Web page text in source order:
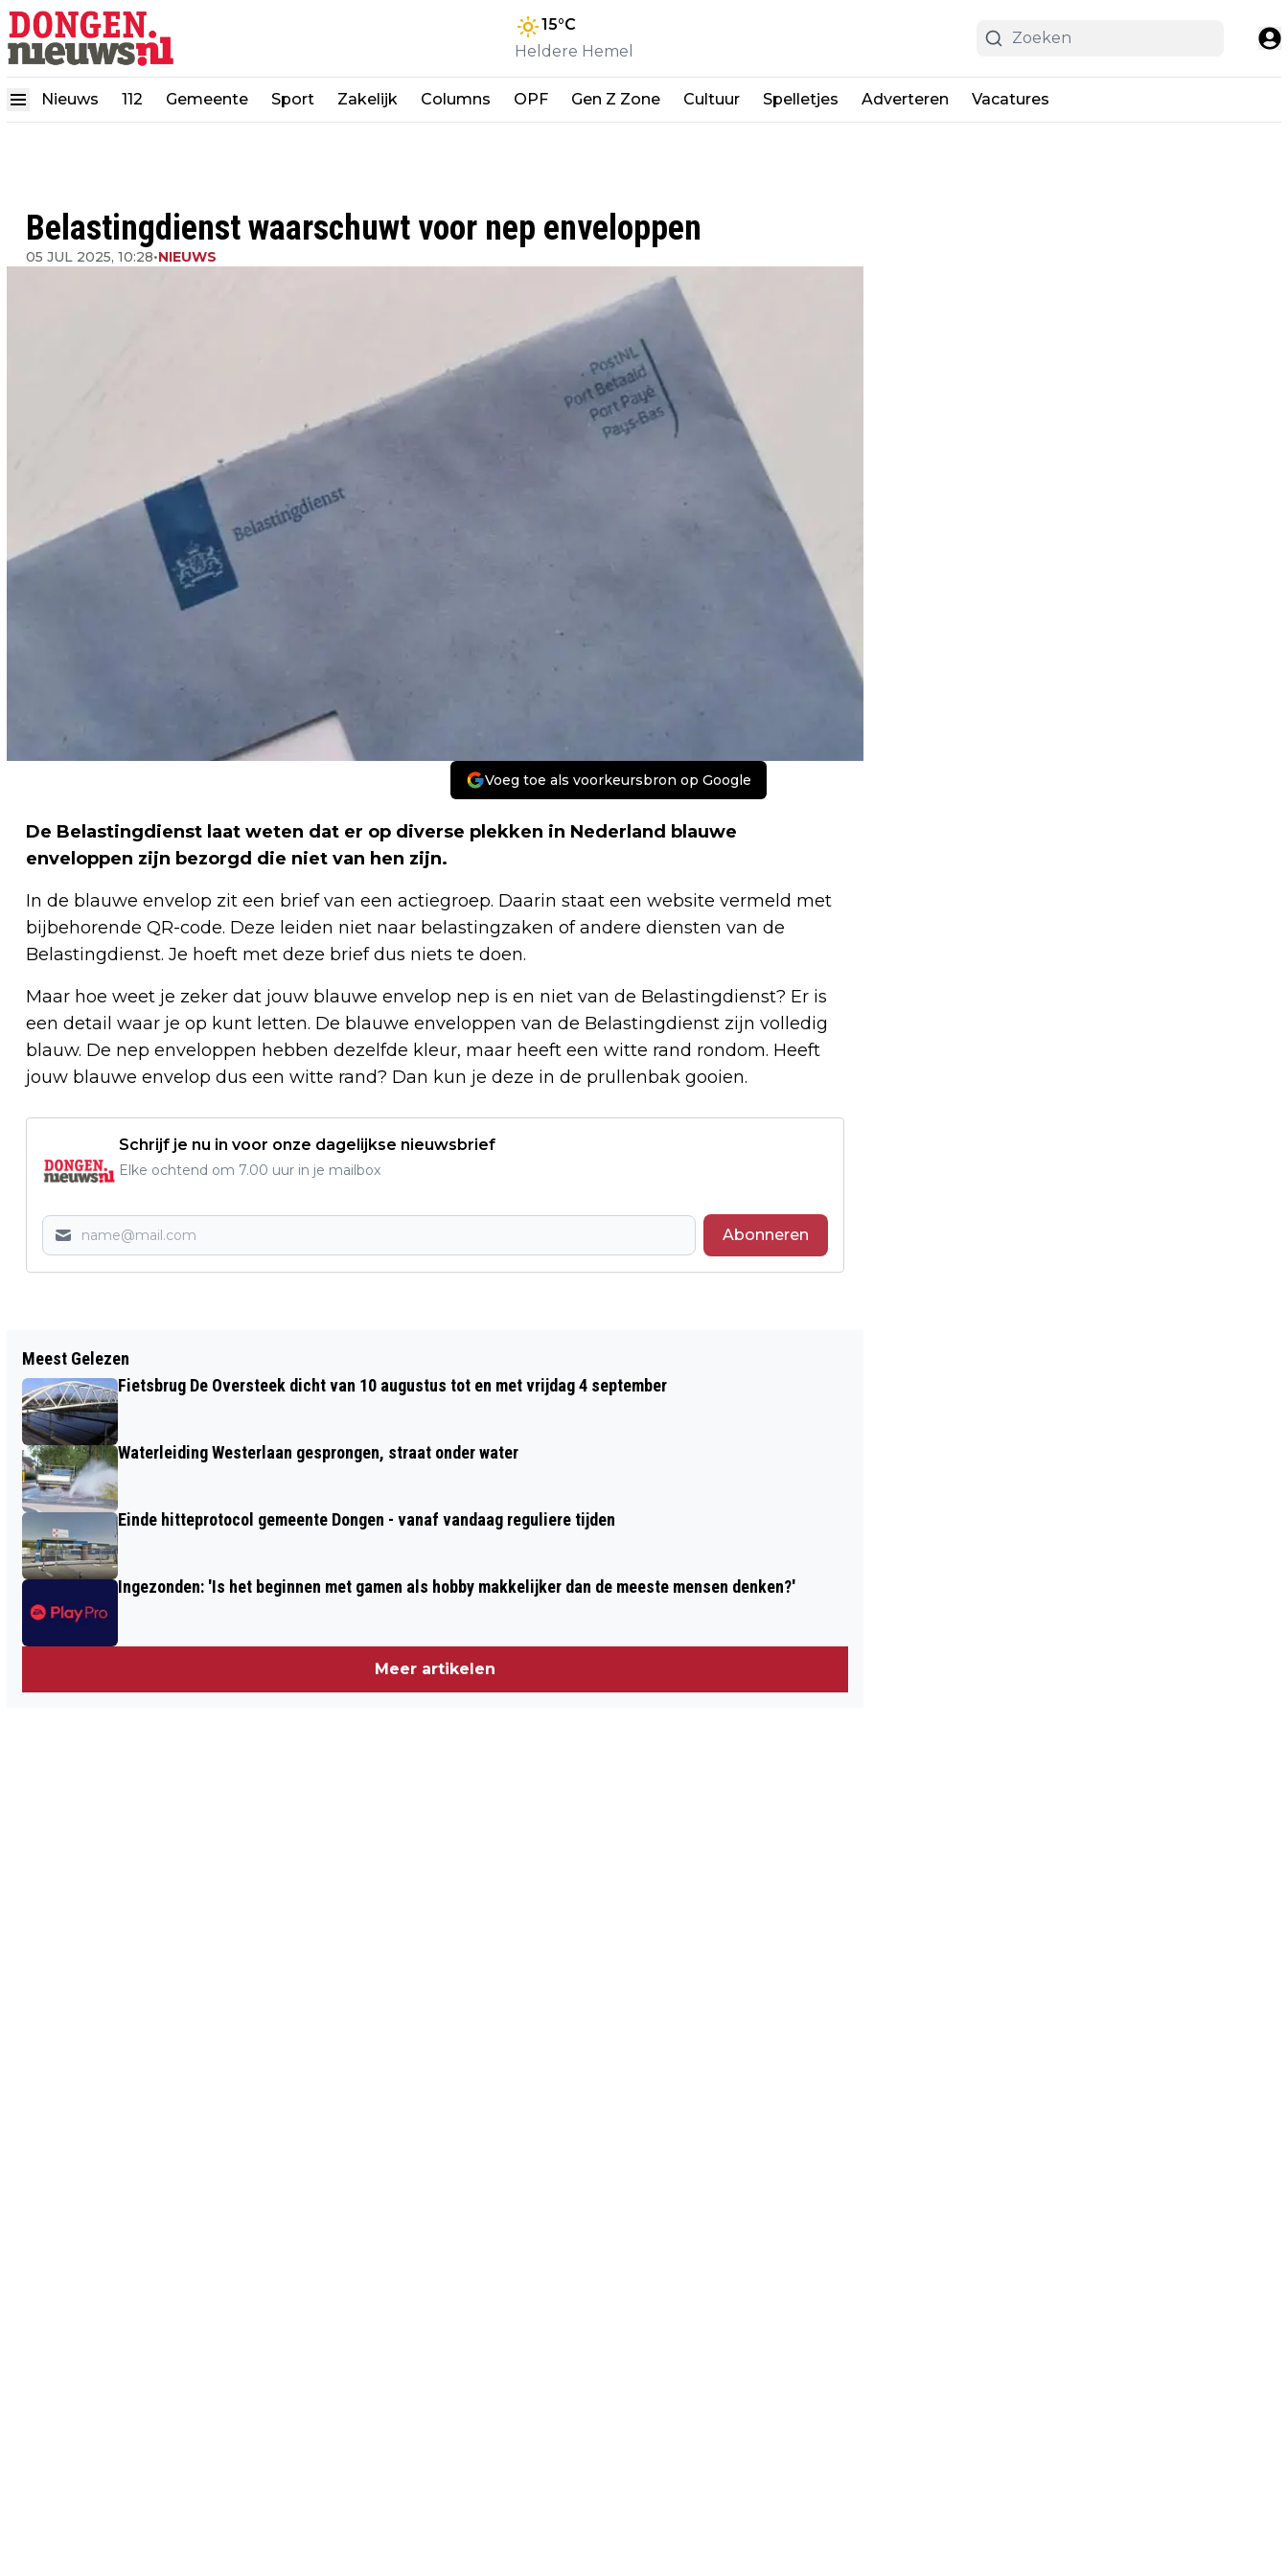
15°C
Heldere Hemel
Nieuws 112 Gemeente Sport Zakelijk Columns OPF Gen Z Zone Cultuur Spelletjes Adverteren Vacatures
Belastingdienst waarschuwt voor nep enveloppen
05 JUL 2025, 10:28•NIEUWS
Voeg toe als voorkeursbron op Google
De Belastingdienst laat weten dat er op diverse plekken in Nederland blauwe
enveloppen zijn bezorgd die niet van hen zijn.
In de blauwe envelop zit een brief van een actiegroep. Daarin staat een website vermeld met
bijbehorende QR-code. Deze leiden niet naar belastingzaken of andere diensten van de
Belastingdienst. Je hoeft met deze brief dus niets te doen.
Maar hoe weet je zeker dat jouw blauwe envelop nep is en niet van de Belastingdienst? Er is
een detail waar je op kunt letten. De blauwe enveloppen van de Belastingdienst zijn volledig
blauw. De nep enveloppen hebben dezelfde kleur, maar heeft een witte rand rondom. Heeft
jouw blauwe envelop dus een witte rand? Dan kun je deze in de prullenbak gooien.
Schrijf je nu in voor onze dagelijkse nieuwsbrief
Elke ochtend om 7.00 uur in je mailbox
Abonneren
MIJMERINGEN: 'ZORGVRAAG'
WOORDZOEKERS EN QUIZZEN OP DE
Meest Gelezen
Fietsbrug De Oversteek dicht van 10 augustus tot en met vrijdag 4 september
Waterleiding Westerlaan gesprongen, straat onder water
Einde hitteprotocol gemeente Dongen - vanaf vandaag reguliere tijden
Ingezonden: 'Is het beginnen met gamen als hobby makkelijker dan de meeste mensen denken?'
Meer artikelen